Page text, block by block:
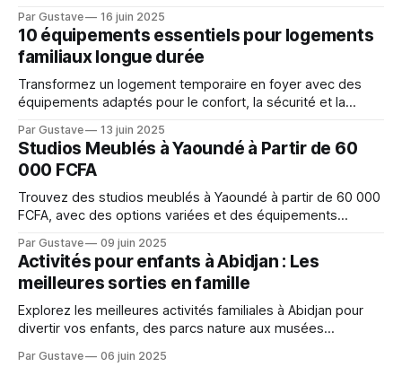
Par Gustave 16 juin 2025
10 équipements essentiels pour logements
familiaux longue durée
Transformez un logement temporaire en foyer avec des
équipements adaptés pour le confort, la sécurité et la
Par Gustave 13 juin 2025
Studios Meublés à Yaoundé à Partir de 60
000 FCFA
Trouvez des studios meublés à Yaoundé à partir de 60 000
FCFA, avec des options variées et des équipements
Par Gustave 09 juin 2025
Activités pour enfants à Abidjan : Les
meilleures sorties en famille
Explorez les meilleures activités familiales à Abidjan pour
divertir vos enfants, des parcs nature aux musées
Par Gustave 06 juin 2025